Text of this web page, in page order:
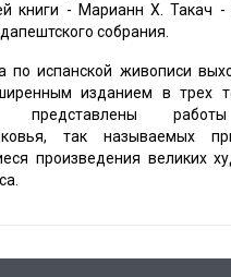
книги - Марианн Х. Такач -
собрания.
по испанской живописи
изданием в трех
представлены
так называемых
произведения великих